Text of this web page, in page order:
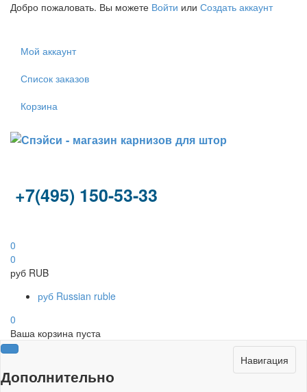
Добро пожаловать. Вы можете Войти или Создать аккаунт
Мой аккаунт
Список заказов
Корзина
+7(495) 150-53-33
0
0
руб RUB
руб Russian ruble
0
Ваша корзина пуста
Навигация
Дополнительно